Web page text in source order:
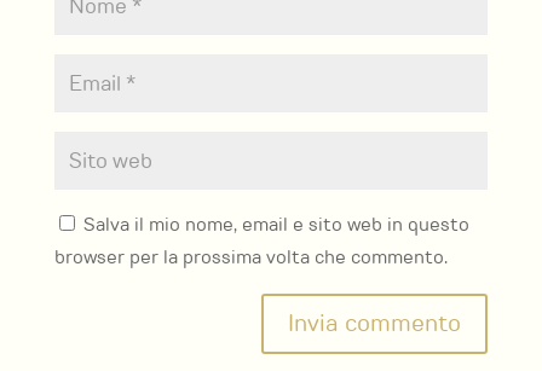
Salva il mio nome, email e sito web in questo
browser per la prossima volta che commento.